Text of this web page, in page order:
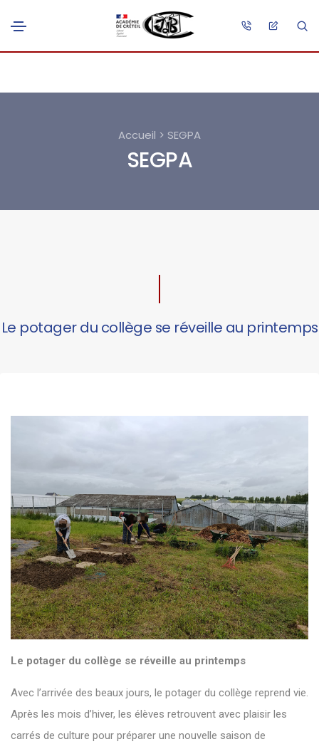
Accueil > SEGPA
SEGPA
Le potager du collège se réveille au printemps
Le potager du collège se réveille au printemps
Avec l’arrivée des beaux jours, le potager du collège reprend vie.
Après les mois d’hiver, les élèves retrouvent avec plaisir les
carrés de culture pour préparer une nouvelle saison de